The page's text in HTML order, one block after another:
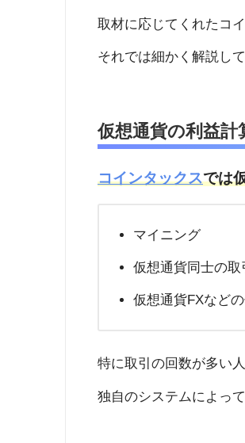
取材に応じてくれたコ
それでは細かく解説し
仮想通貨の利益計
コインタックスでは
マイニング
仮想通貨同士の取
仮想通貨FXなどの
特に取引の回数が多い
独自のシステムによって